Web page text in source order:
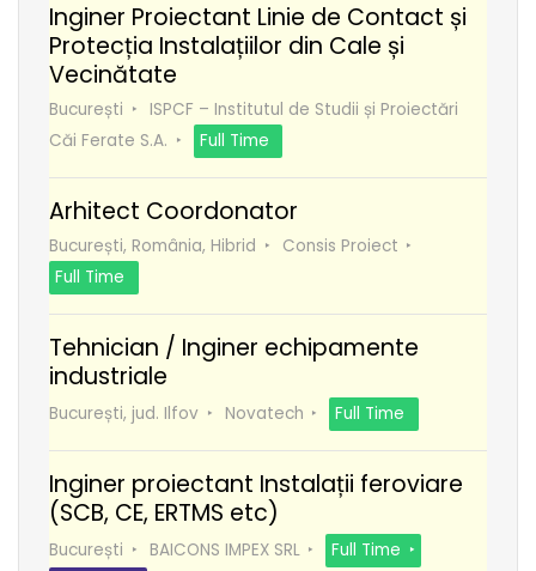
Inginer Proiectant Linie de Contact și
Protecția Instalațiilor din Cale și
Vecinătate
București
ISPCF – Institutul de Studii și Proiectări
Căi Ferate S.A.
Full Time
Arhitect Coordonator
București, România, Hibrid
Consis Proiect
Full Time
Tehnician / Inginer echipamente
industriale
București, jud. Ilfov Novatech Full Time
Inginer proiectant Instalații feroviare
(SCB, CE, ERTMS etc)
București BAICONS IMPEX SRL
Full Time